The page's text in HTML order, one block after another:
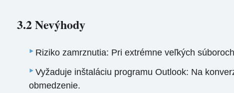
3.2 Nevýhody
Riziko zamrznutia: Pri extrémne veľkých
Vyžaduje inštaláciu programu Outlook: Na
obmedzenie.